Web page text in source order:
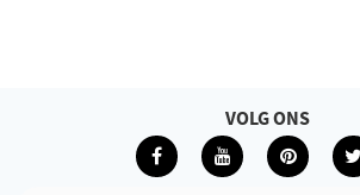
VOLG ONS